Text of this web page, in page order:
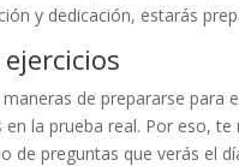
y dedicación, estarás
de prepararse para
la prueba real. Por eso,
de preguntas que verás el